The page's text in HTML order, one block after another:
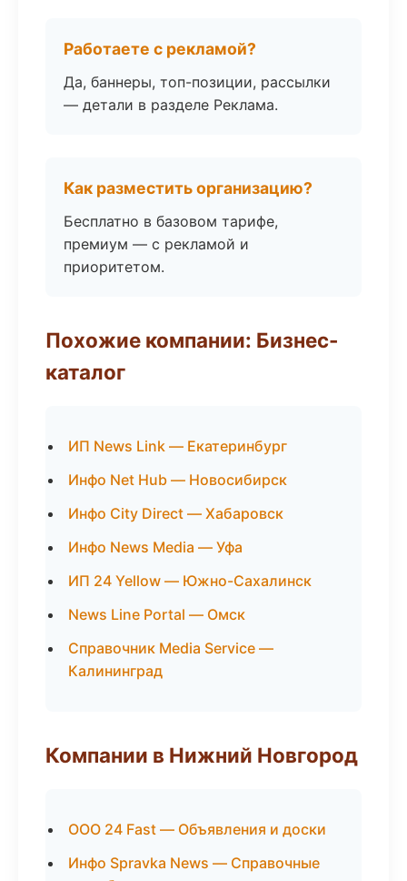
Работаете с рекламой?
Да, баннеры, топ-позиции, рассылки
— детали в разделе Реклама.
Как разместить организацию?
Бесплатно в базовом тарифе,
премиум — с рекламой и
приоритетом.
Похожие компании: Бизнес-
каталог
ИП News Link — Екатеринбург
Инфо Net Hub — Новосибирск
Инфо City Direct — Хабаровск
Инфо News Media — Уфа
ИП 24 Yellow — Южно-Сахалинск
News Line Portal — Омск
Справочник Media Service —
Калининград
Компании в Нижний Новгород
ООО 24 Fast — Объявления и доски
Инфо Spravka News — Справочные